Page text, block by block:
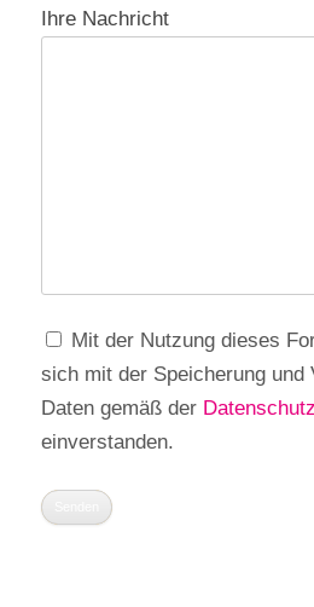
Bitte lasse dieses Feld leer.
Ihre Nachricht
Mit der Nutzung dieses
sich mit der Speicherung und
Daten gemäß der
einverstanden.